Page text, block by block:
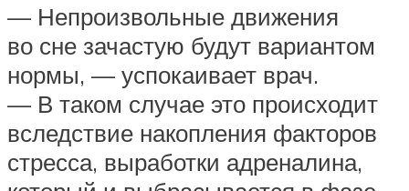
— Непроизвольные движения
во сне зачастую будут вариантом
нормы, — успокаивает врач.
— В таком случае это происходит
вследствие накопления факторов
стресса, выработки адреналина,